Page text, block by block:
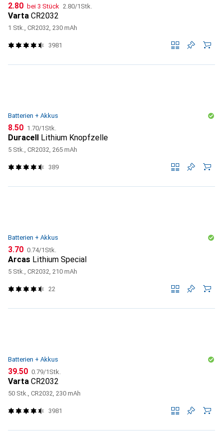
CHF
2.80 bei 3 Stück CHF
2.80/1Stk.
Varta CR2032
1 Stk., CR2032, 230 mAh
3981
Batterien + Akkus
CHF
8.50 CHF
1.70/1Stk.
Duracell Lithium Knopfzelle
5 Stk., CR2032, 265 mAh
389
Batterien + Akkus
CHF
3.70 CHF
0.74/1Stk.
Arcas Lithium Special
5 Stk., CR2032, 210 mAh
22
Batterien + Akkus
CHF
39.50 CHF
0.79/1Stk.
Varta CR2032
50 Stk., CR2032, 230 mAh
3981